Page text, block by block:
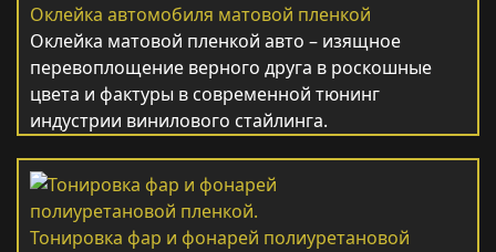
Оклейка автомобиля матовой пленкой
Оклейка матовой пленкой авто – изящное
перевоплощение верного друга в роскошные
цвета и фактуры в современной тюнинг
индустрии винилового стайлинга.
Тонировка фар и фонарей полиуретановой